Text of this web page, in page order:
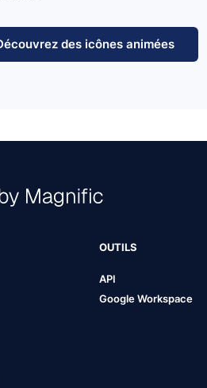
des icônes animées
OUTILS
API
Google Workspace